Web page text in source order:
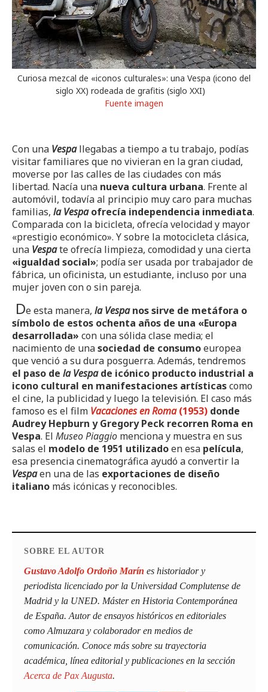
Curiosa mezcal de «iconos culturales»: una Vespa (icono del
siglo XX) rodeada de grafitis (siglo XXI)
Fuente imagen
Con una Vespa llegabas a tiempo a tu trabajo, podías
visitar familiares que no vivieran en la gran ciudad,
moverse por las calles de las ciudades con más
libertad. Nacía una nueva cultura urbana. Frente al
automóvil, todavía al principio muy caro para muchas
familias, la Vespa ofrecía independencia inmediata.
Comparada con la bicicleta, ofrecía velocidad y mayor
«prestigio económico». Y sobre la motocicleta clásica,
una Vespate ofrecía limpieza, comodidad y una cierta
«igualdad social»; podía ser usada por trabajador de
fábrica, un oficinista, un estudiante, incluso por una
mujer joven con o sin pareja.
De esta manera, la Vespanos sirve de metáfora o
símbolo de estos ochenta años de una «Europa
desarrollada» con una sólida clase media; el
nacimiento de unasociedad de consumoeuropea
que venció a su dura posguerra. Además, tendremos
el paso de la Vespade icónico producto industrial a
icono cultural en manifestaciones artísticascomo
el cine, la publicidad y luego la televisión. El caso más
famoso es el film Vacaciones en Roma(1953) donde
Audrey Hepburn y Gregory Peck recorren Roma en
Vespa. El Museo Piaggio menciona y muestra en sus
salas el modelo de 1951 utilizadoen esa película,
esa presencia cinematográfica ayudó a convertir la
Vespaen una de las exportaciones de diseño
italiano más icónicas y reconocibles.
SOBRE EL AUTOR
Gustavo Adolfo Ordoño Marín es historiador y
periodista licenciado por la Universidad Complutense de
Madrid y la UNED. Máster en Historia Contemporánea
de España. Autor de ensayos históricos en editoriales
como Almuzara y colaborador en medios de
comunicación. Conoce más sobre su trayectoria
académica, línea editorial y publicaciones en la sección
Acerca de Pax Augusta.